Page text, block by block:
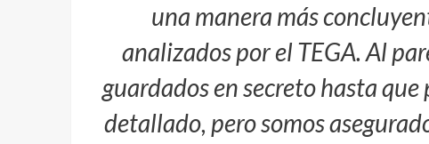
una manera más
analizados por el TEGA. Al
guardados en secreto hasta
detallado, pero somos